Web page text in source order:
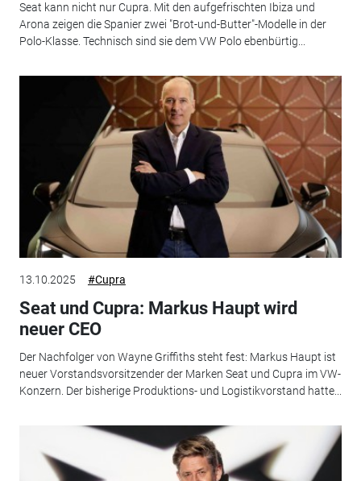
Seat kann nicht nur Cupra. Mit den aufgefrischten Ibiza und
Arona zeigen die Spanier zwei "Brot-und-Butter"-Modelle in der
Polo-Klasse. Technisch sind sie dem VW Polo ebenbürtig...
13.10.2025 #Cupra
Seat und Cupra: Markus Haupt wird
neuer CEO
Der Nachfolger von Wayne Griffiths steht fest: Markus Haupt ist
neuer Vorstandsvorsitzender der Marken Seat und Cupra im VW-
Konzern. Der bisherige Produktions- und Logistikvorstand hatte...